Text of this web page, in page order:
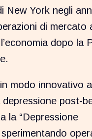
New York negli
di mercato
dopo la
modo innovativo
depressione post-
la “Depressione